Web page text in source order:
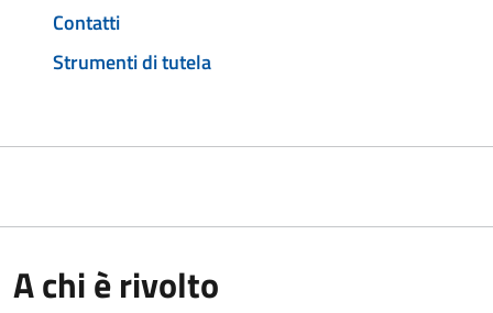
Contatti
Strumenti di tutela
A chi è rivolto